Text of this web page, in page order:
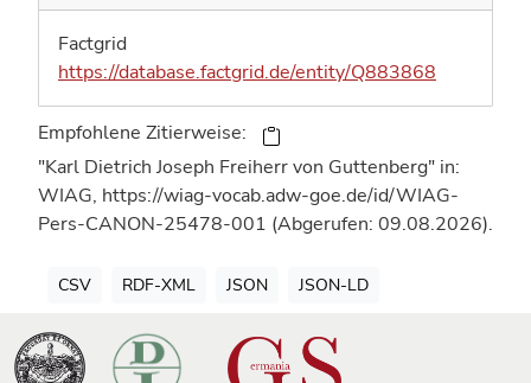
Factgrid
https://database.factgrid.de/entity/Q883868
Empfohlene Zitierweise:
"Karl Dietrich Joseph Freiherr von Guttenberg" in:
WIAG, https://wiag-vocab.adw-goe.de/id/WIAG-
Pers-CANON-25478-001 (Abgerufen: 09.08.2026).
CSV RDF-XML JSON JSON-LD